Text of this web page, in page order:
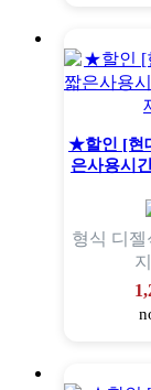
★할인 [현
은사용시
형식 디젤